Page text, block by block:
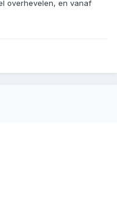
overhevelen, en vanaf